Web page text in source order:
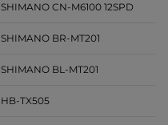
SHIMANO CN-M6100 12SPD
SHIMANO BR-MT201
SHIMANO BL-MT201
HB-TX505